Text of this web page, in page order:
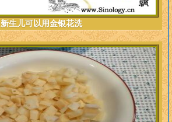
新生儿可以用金银花洗